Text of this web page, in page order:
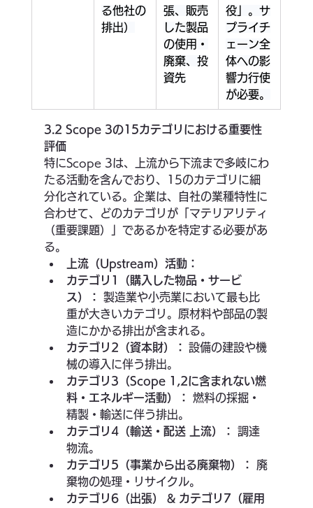
る他社の
排出）
張、販売
した製品
の使用・
廃棄、投
資先
役」。サ
プライチ
ェーン全
体への影
響力行使
が必要。
3.2 Scope 3の15カテゴリにおける重要性
評価
特にScope 3は、上流から下流まで多岐にわ
たる活動を含んでおり、15のカテゴリに細
分化されている。企業は、自社の業種特性に
合わせて、どのカテゴリが「マテリアリティ
（重要課題）」であるかを特定する必要があ
る。
上流（Upstream）活動：
カテゴリ1（購入した物品・サービ
ス）：
製造業や小売業において最も比
重が大きいカテゴリ。原材料や部品の製
造にかかる排出が含まれる。
カテゴリ2（資本財）：
設備の建設や機
械の導入に伴う排出。
カテゴリ3（Scope 1,2に含まれない燃
料・エネルギー活動）：
燃料の採掘・
精製・輸送に伴う排出。
カテゴリ4（輸送・配送 上流）：
調達
物流。
カテゴリ5（事業から出る廃棄物）：
廃
棄物の処理・リサイクル。
カテゴリ6（出張） & カテゴリ7（雇用